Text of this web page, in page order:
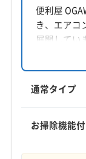
鹿児島県鹿児
対応地域
い
薩摩川内市
南さつま市
平日9:00〜
便利屋
き、エアコ
展開してい
手量販店
魅力です。
以内の施工
し、時間外
通常タイプ
お掃除機能